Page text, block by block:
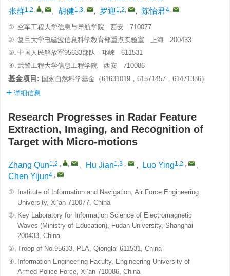
张群1,2, , , 胡健1,3, , 罗迎 1,2, , 陈怡君4,
①. 空军工程大学信息与导航学院 西安 710077
②. 复旦大学电磁波信息科学教育部重点实验室 上海 200433
③. 中国人民解放军95633部队 邛崃 611531
④. 武警工程大学信息工程学院 西安 710086
基金项目: 国家自然科学基金（61631019，61571457，61471386）
详细信息
Research Progresses in Radar Feature
Extraction, Imaging, and Recognition of
Target with Micro-motions
Zhang Qun1,2 , , , Hu Jian1,3 , , Luo Ying1,2 ,
,
Chen Yijun4 ,
①. Institute of Information and Navigation, Air Force Engineering
University, Xi’an 710077, China
②. Key Laboratory for Information Science of Electromagnetic
Waves (Ministry of Education), Fudan University, Shanghai
200433, China
③. Troop of No.95633, PLA, Qionglai 611531, China
④. Information Engineering Faculty, Engineering University of
Armed Police Force, Xi’an 710086, China